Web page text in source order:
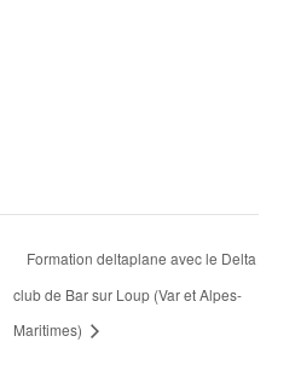
Formation deltaplane avec le Delta
club de Bar sur Loup (Var et Alpes-
Maritimes)